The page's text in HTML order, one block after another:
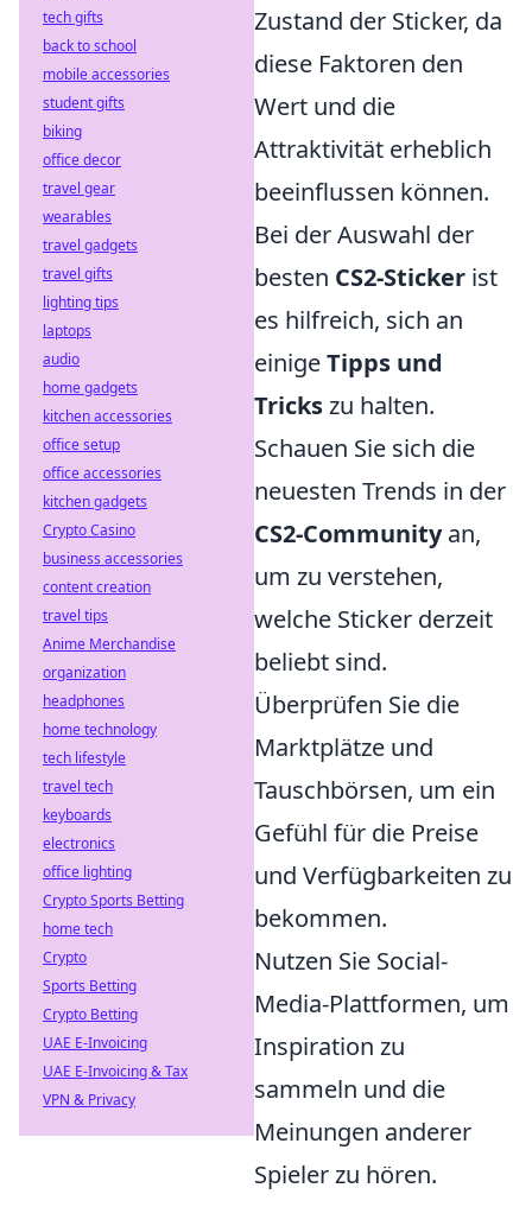
Zustand der Sticker, da
diese Faktoren den
Wert und die
Attraktivität erheblich
beeinflussen können.
Bei der Auswahl der
besten CS2-Sticker ist
es hilfreich, sich an
einigeTipps und
Trickszu halten.
Schauen Sie sich die
neuesten Trends in der
CS2-Communityan,
um zu verstehen,
welche Sticker derzeit
beliebt sind.
Überprüfen Sie die
Marktplätze und
Tauschbörsen, um ein
Gefühl für die Preise
und Verfügbarkeiten zu
bekommen.
Nutzen Sie Social-
Media-Plattformen, um
Inspiration zu
sammeln und die
Meinungen anderer
Spieler zu hören.
tech gifts
back to school
mobile accessories
student gifts
biking
office decor
travel gear
wearables
travel gadgets
travel gifts
lighting tips
laptops
audio
home gadgets
kitchen accessories
office setup
office accessories
kitchen gadgets
Crypto Casino
business accessories
content creation
travel tips
Anime Merchandise
organization
headphones
home technology
tech lifestyle
travel tech
keyboards
electronics
office lighting
Crypto Sports Betting
home tech
Crypto
Sports Betting
Crypto Betting
UAE E-Invoicing
UAE E-Invoicing & Tax
VPN & Privacy